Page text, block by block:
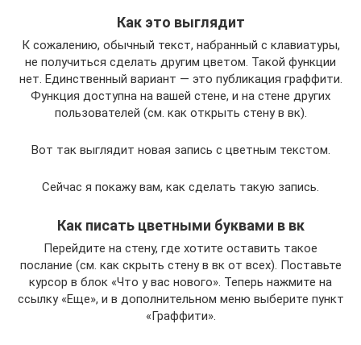
Как это выглядит
К сожалению, обычный текст, набранный с клавиатуры,
не получиться сделать другим цветом. Такой функции
нет. Единственный вариант — это публикация граффити.
Функция доступна на вашей стене, и на стене других
пользователей (см. как открыть стену в вк).
Вот так выглядит новая запись с цветным текстом.
Сейчас я покажу вам, как сделать такую запись.
Как писать цветными буквами в вк
Перейдите на стену, где хотите оставить такое
послание (см. как скрыть стену в вк от всех). Поставьте
курсор в блок «Что у вас нового». Теперь нажмите на
ссылку «Еще», и в дополнительном меню выберите пункт
«Граффити».